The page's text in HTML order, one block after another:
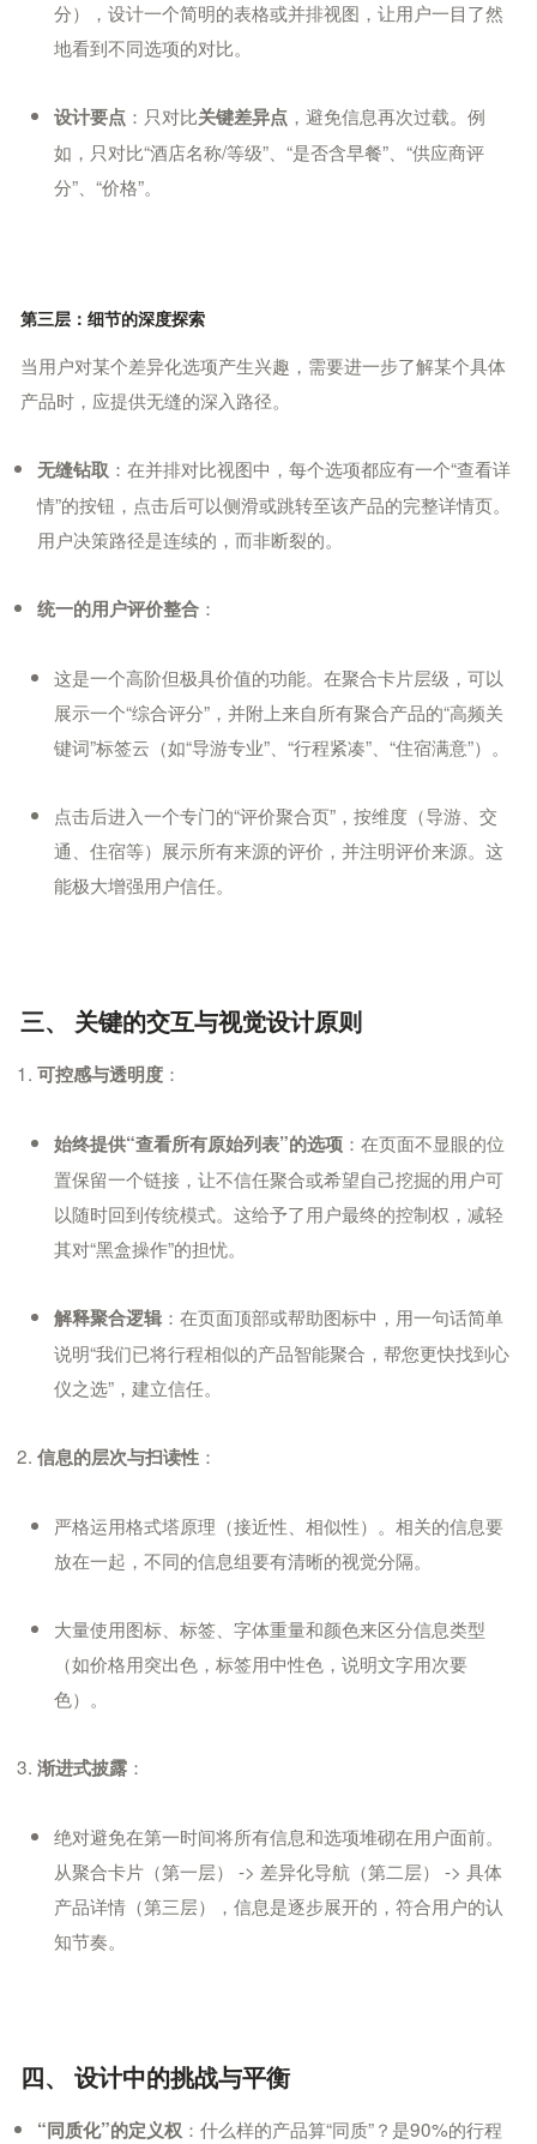
分），设计一个简明的表格或并排视图，让用户一目了然
地看到不同选项的对比。
设计要点 ：只对比关键差异点 ，避免信息再次过载。例
如，只对比“酒店名称/等级”、“是否含早餐”、“供应商评
分”、“价格”。
第三层：细节的深度探索
当用户对某个差异化选项产生兴趣，需要进一步了解某个具体
产品时，应提供无缝的深入路径。
无缝钻取 ：在并排对比视图中，每个选项都应有一个“查看详
情”的按钮，点击后可以侧滑或跳转至该产品的完整详情页。
用户决策路径是连续的，而非断裂的。
统一的用户评价整合：
这是一个高阶但极具价值的功能。在聚合卡片层级，可以
展示一个“综合评分”，并附上来自所有聚合产品的“高频关
键词”标签云（如“导游专业”、“行程紧凑”、“住宿满意”）。
点击后进入一个专门的“评价聚合页”，按维度（导游、交
通、住宿等）展示所有来源的评价，并注明评价来源。这
能极大增强用户信任。
三、 关键的交互与视觉设计原则
可控感与透明度：
始终提供“查看所有原始列表”的选项：在页面不显眼的位
置保留一个链接，让不信任聚合或希望自己挖掘的用户可
以随时回到传统模式。这给予了用户最终的控制权，减轻
其对“黑盒操作”的担忧。
解释聚合逻辑：在页面顶部或帮助图标中，用一句话简单
说明“我们已将行程相似的产品智能聚合，帮您更快找到心
仪之选”，建立信任。
信息的层次与扫读性：
严格运用格式塔原理（接近性、相似性）。相关的信息要
放在一起，不同的信息组要有清晰的视觉分隔。
大量使用图标、标签、字体重量和颜色来区分信息类型
（如价格用突出色，标签用中性色，说明文字用次要
色）。
渐进式披露：
绝对避免在第一时间将所有信息和选项堆砌在用户面前。
从聚合卡片（第一层） -> 差异化导航（第二层） -> 具体
产品详情（第三层），信息是逐步展开的，符合用户的认
知节奏。
四、 设计中的挑战与平衡
“同质化”的定义权 ：什么样的产品算“同质”？是90%的行程